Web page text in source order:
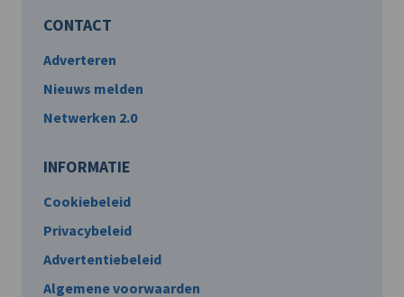
CONTACT
Adverteren
Nieuws melden
Netwerken 2.0
INFORMATIE
Cookiebeleid
Privacybeleid
Advertentiebeleid
Algemene voorwaarden